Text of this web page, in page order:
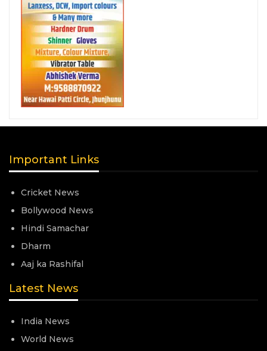
Important Links
Cricket News
Bollywood News
Hindi Samachar
Dharm
Aaj ka Rashifal
Latest News
India News
World News